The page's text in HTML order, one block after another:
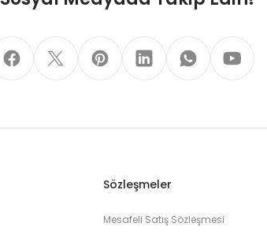
Sözleşmeler
Mesafeli Satış Sözleşmesi